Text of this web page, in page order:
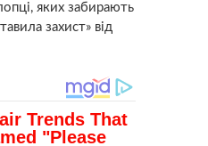
яких забирають
захист» від